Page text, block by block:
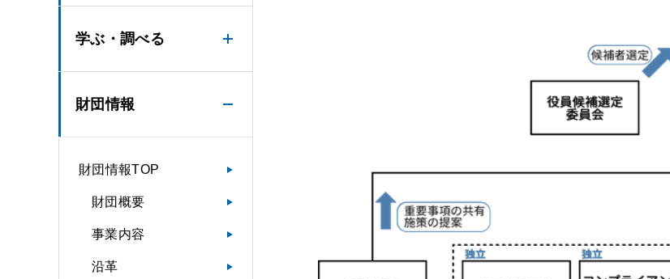
学ぶ・調べる
財団情報
財団情報TOP
財団概要
事業内容
沿革